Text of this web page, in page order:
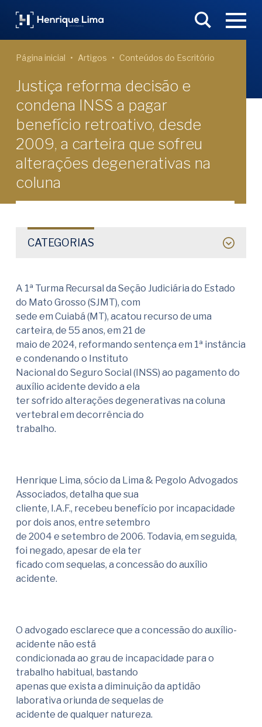
Página inicial Artigos Conteúdos do Escritório
Justiça reforma decisão e
condena INSS a pagar
benefício retroativo, desde
2009, a carteira que sofreu
alterações degenerativas na
coluna
CATEGORIAS
A 1ª Turma Recursal da Seção Judiciária do Estado
do Mato Grosso (SJMT), com
sede em Cuiabá (MT), acatou recurso de uma
carteira, de 55 anos, em 21 de
maio de 2024, reformando sentença em 1ª instância
e condenando o Instituto
Nacional do Seguro Social (INSS) ao pagamento do
auxílio acidente devido a ela
ter sofrido alterações degenerativas na coluna
vertebral em decorrência do
trabalho.
Henrique Lima, sócio da Lima & Pegolo Advogados
Associados, detalha que sua
cliente, I.A.F., recebeu benefício por incapacidade
por dois anos, entre setembro
de 2004 e setembro de 2006. Todavia, em seguida,
foi negado, apesar de ela ter
ficado com sequelas, a concessão do auxílio
acidente.
O advogado esclarece que a concessão do auxílio-
acidente não está
condicionada ao grau de incapacidade para o
trabalho habitual, bastando
apenas que exista a diminuição da aptidão
laborativa oriunda de sequelas de
acidente de qualquer natureza.